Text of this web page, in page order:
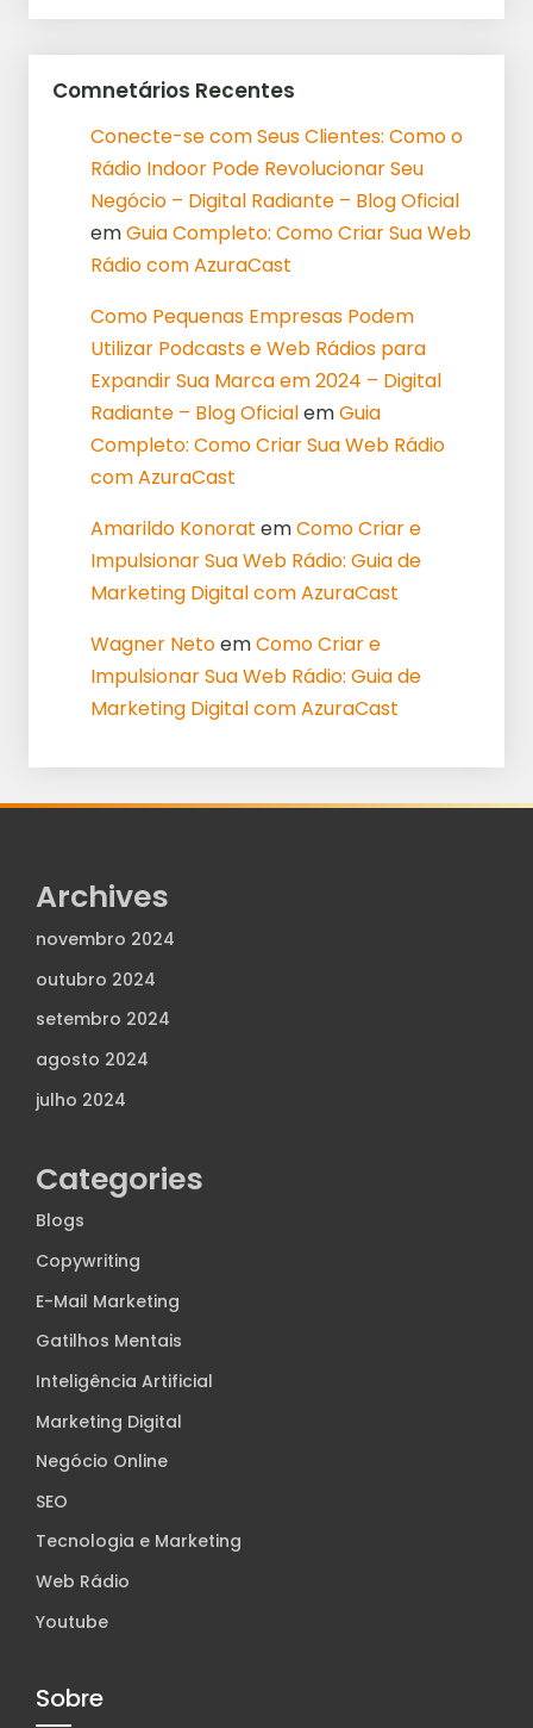
Comnetários Recentes
Conecte-se com Seus Clientes: Como o
Rádio Indoor Pode Revolucionar Seu
Negócio – Digital Radiante – Blog Oficial
emGuia Completo: Como Criar Sua Web
Rádio com AzuraCast
Como Pequenas Empresas Podem
Utilizar Podcasts e Web Rádios para
Expandir Sua Marca em 2024 – Digital
Radiante – Blog OficialemGuia
Completo: Como Criar Sua Web Rádio
com AzuraCast
Amarildo Konorat emComo Criar e
Impulsionar Sua Web Rádio: Guia de
Marketing Digital com AzuraCast
Wagner NetoemComo Criar e
Impulsionar Sua Web Rádio: Guia de
Marketing Digital com AzuraCast
Archives
novembro 2024
outubro 2024
setembro 2024
agosto 2024
julho 2024
Categories
Blogs
Copywriting
E-Mail Marketing
Gatilhos Mentais
Inteligência Artificial
Marketing Digital
Negócio Online
SEO
Tecnologia e Marketing
Web Rádio
Youtube
Sobre